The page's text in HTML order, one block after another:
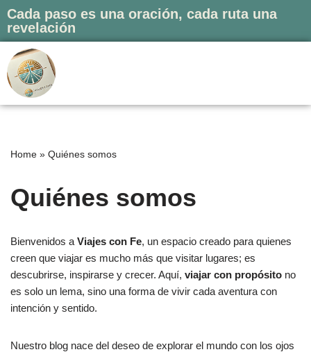
al
contenido
Cada paso es una oración, cada ruta una
revelación
Home » Quiénes somos
Quiénes somos
Bienvenidos a Viajes con Fe, un espacio creado para quienes
creen que viajar es mucho más que visitar lugares; es
descubrirse, inspirarse y crecer. Aquí, viajar con propósito no
es solo un lema, sino una forma de vivir cada aventura con
intención y sentido.
Nuestro blog nace del deseo de explorar el mundo con los ojos